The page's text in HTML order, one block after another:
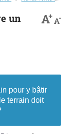
un
A+A-
pour y bâtir
terrain doit